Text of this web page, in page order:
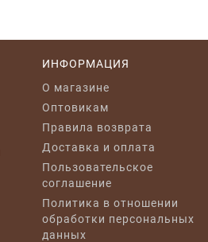
ИНФОРМАЦИЯ
O магазине
Оптовикам
Правила возврата
Доставка и оплата
Пользовательское
соглашение
Политика в отношении
обработки персональных
данных